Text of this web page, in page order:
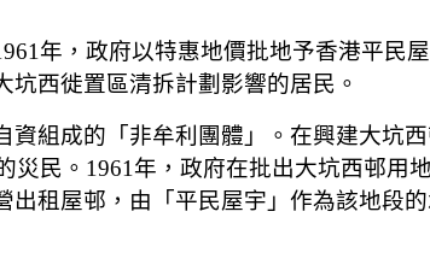
年，政府以特惠地價批地予香港平民
西徙置區清拆計劃影響的居民。
組成的「非牟利團體」。在興建大坑
災民。1961年，政府在批出大坑西邨
租屋邨，由「平民屋宇」作為該地段